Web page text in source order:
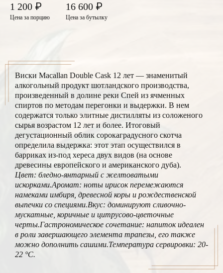
1 200 ₽
Цена за порцию
16 600 ₽
Цена за бутылку
Виски Macallan Double Cask 12 лет — знаменитый
алкогольный продукт шотландского производства,
произведенный в долине реки Спей из ячменных
спиртов по методам перегонки и выдержки. В нем
содержатся только элитные дистилляты из соложеного
сырья возрастом 12 лет и более. Итоговый
дегустационный облик сорокаградусного скотча
определила выдержка: этот этап осуществился в
барриках из-под хереса двух видов (на основе
древесины европейского и американского дуба).
Цвет: бледно-янтарный с желтоватыми
искорками.Аромат: ноты ирисок перемежаются
намеками имбиря, древесной коры и рождественской
выпечки со специями.Вкус: доминируют сливочно-
мускатные, коричные и цитрусово-цветочные
черты.Гастрономическое сочетание: напиток идеален
в роли завершающего элемента трапезы, его также
можно дополнить сашими.Температура сервировки: 20-
22 °C.